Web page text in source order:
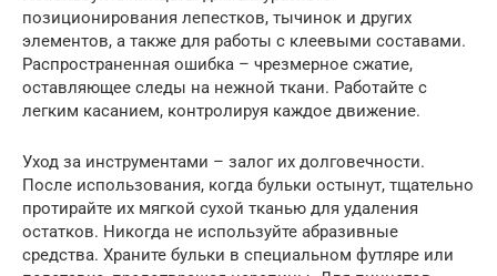
позиционирования лепестков, тычинок и других
элементов, а также для работы с клеевыми составами.
Распространенная ошибка – чрезмерное сжатие,
оставляющее следы на нежной ткани. Работайте с
легким касанием, контролируя каждое движение.
Уход за инструментами – залог их долговечности.
После использования, когда бульки остынут, тщательно
протирайте их мягкой сухой тканью для удаления
остатков. Никогда не используйте абразивные
средства. Храните бульки в специальном футляре или